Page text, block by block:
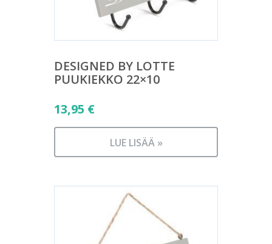
DESIGNED BY LOTTE
PUUKIEKKO 22×10
13,95 €
LUE LISÄÄ »